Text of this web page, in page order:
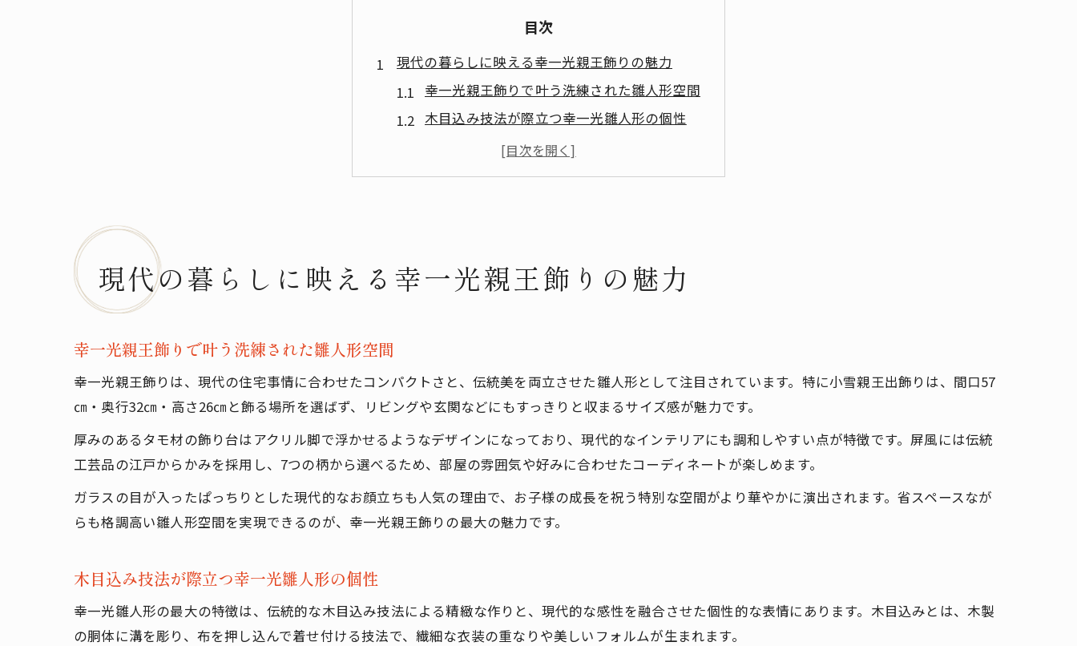
目次
現代の暮らしに映える幸一光親王飾りの魅力
幸一光親王飾りで叶う洗練された雛人形空間
木目込み技法が際立つ幸一光雛人形の個性
限定柄が魅せる現代的な親王飾りの美しさ
五人飾りも楽しめる幸一光雛人形の特徴
限定柄親王飾りがもたらす特別なお祝い感
限定柄で楽しむ幸一光の五人飾りの美しさ
雛人形で楽しむ親王飾りと五人飾りの違い
幸一光親王飾りで感じる五人飾りの奥深さ
ガラス目入りの幸一光雛人形で叶う個性
現代の暮らしに映える幸一光親王飾りの魅力
幸一光親王飾りで叶う洗練された雛人形空間
幸一光親王飾りは、現代の住宅事情に合わせたコンパクトさと、伝統美を両立させた雛人形として注目されています。特に小雪親王出飾りは、間口57
㎝・奥行32㎝・高さ26㎝と飾る場所を選ばず、リビングや玄関などにもすっきりと収まるサイズ感が魅力です。
厚みのあるタモ材の飾り台はアクリル脚で浮かせるようなデザインになっており、現代的なインテリアにも調和しやすい点が特徴です。屏風には伝統
工芸品の江戸からかみを採用し、7つの柄から選べるため、部屋の雰囲気や好みに合わせたコーディネートが楽しめます。
ガラスの目が入ったぱっちりとした現代的なお顔立ちも人気の理由で、お子様の成長を祝う特別な空間がより華やかに演出されます。省スペースなが
らも格調高い雛人形空間を実現できるのが、幸一光親王飾りの最大の魅力です。
木目込み技法が際立つ幸一光雛人形の個性
幸一光雛人形の最大の特徴は、伝統的な木目込み技法による精緻な作りと、現代的な感性を融合させた個性的な表情にあります。木目込みとは、木製
の胴体に溝を彫り、布を押し込んで着せ付ける技法で、繊細な衣装の重なりや美しいフォルムが生まれます。